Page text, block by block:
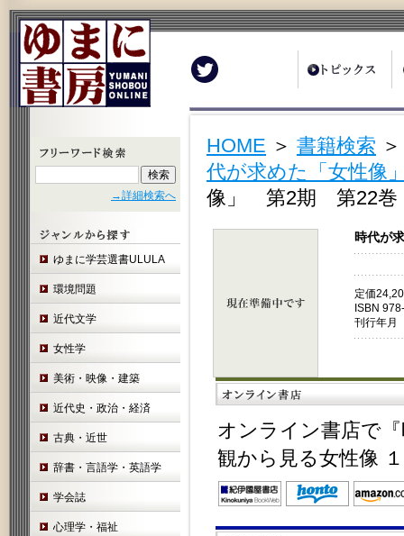
→詳細検索へ
ゆまに学芸選書ULULA
環境問題
近代文学
女性学
美術・映像・建築
近代史・政治・経済
古典・近世
辞書・言語学・英語学
学会誌
心理学・福祉
HOME ＞ 書籍検索
代が求めた「女性
像」 第2期 第22巻
時代が
定価
ISBN
刊行年
オンライン書店で
観から見る女性像